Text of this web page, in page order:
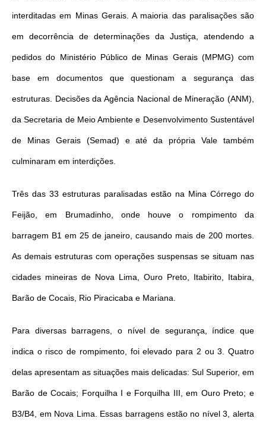
interditadas em Minas Gerais. A maioria das paralisações são
em decorrência de determinações da Justiça, atendendo a
pedidos do Ministério Público de Minas Gerais (MPMG) com
base em documentos que questionam a segurança das
estruturas. Decisões da Agência Nacional de Mineração (ANM),
da Secretaria de Meio Ambiente e Desenvolvimento Sustentável
de Minas Gerais (Semad) e até da própria Vale também
culminaram em interdições.
Três das 33 estruturas paralisadas estão na Mina Córrego do
Feijão, em Brumadinho, onde houve o rompimento da
barragem B1 em 25 de janeiro, causando mais de 200 mortes.
As demais estruturas com operações suspensas se situam nas
cidades mineiras de Nova Lima, Ouro Preto, Itabirito, Itabira,
Barão de Cocais, Rio Piracicaba e Mariana.
Para diversas barragens, o nível de segurança, índice que
indica o risco de rompimento, foi elevado para 2 ou 3. Quatro
delas apresentam as situações mais delicadas: Sul Superior, em
Barão de Cocais; Forquilha I e Forquilha III, em Ouro Preto; e
B3/B4, em Nova Lima. Essas barragens estão no nível 3, alerta